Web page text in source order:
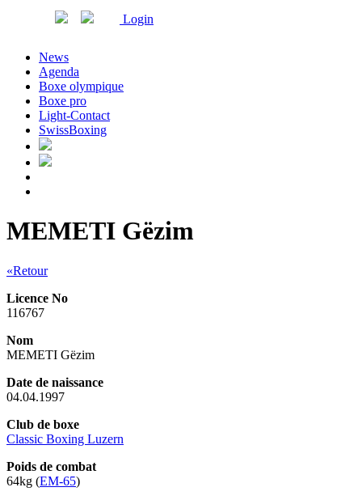
Login
News
Agenda
Boxe olympique
Boxe pro
Light-Contact
SwissBoxing
MEMETI Gëzim
«Retour
Licence No
116767
Nom
MEMETI Gëzim
Date de naissance
04.04.1997
Club de boxe
Classic Boxing Luzern
Poids de combat
64kg (EM-65)